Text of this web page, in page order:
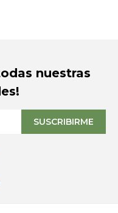
nuestras
SUSCRIBIRME